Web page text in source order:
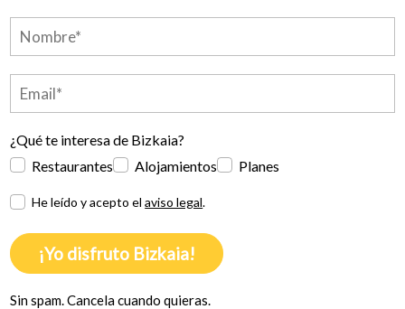
¿Qué te interesa de Bizkaia?
Restaurantes
Alojamientos Planes
He leído y acepto elaviso legal.
¡Yo disfruto Bizkaia!
Sin spam. Cancela cuando quieras.